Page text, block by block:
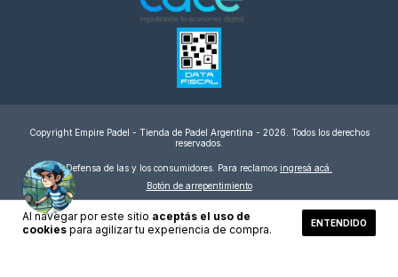
Al navegar por este sitio aceptás el uso de
cookies para agilizar tu experiencia de compra. ENTENDIDO
Copyright Empire Padel - Tienda de Padel Argentina - 2026. Todos los derechos
reservados.
Defensa de las y los consumidores. Para reclamos ingresá acá.
Botón de arrepentimiento